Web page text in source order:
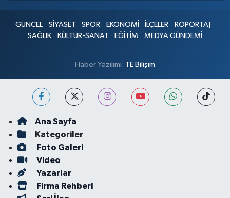
GÜNCEL SİYASET SPOR EKONOMİ İLÇELER
RÖPORTAJ
SAĞLIK
KÜLTÜR-SANAT EĞİTİM MEDYA GÜNDEMİ
Haber Yazılımı: TE Bilişim
Ana Sayfa
Kategoriler
Foto Galeri
Video
Yazarlar
Firma Rehberi